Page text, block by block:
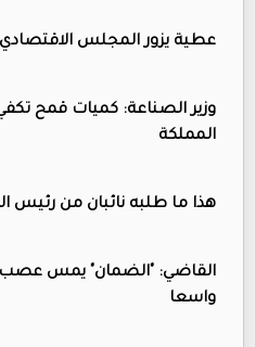
عطية يزور المجلس الاقتصادي
المملكة
هذا ما طلبه نائبان من رئيس
القاضي: "الضمان" يمس عصب
واسعا